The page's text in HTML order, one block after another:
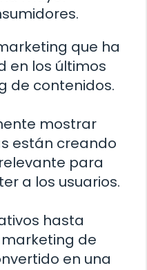
que ha
en los últimos
de contenidos.
mostrar
están creando
para
a los usuarios.
hasta
de
en una